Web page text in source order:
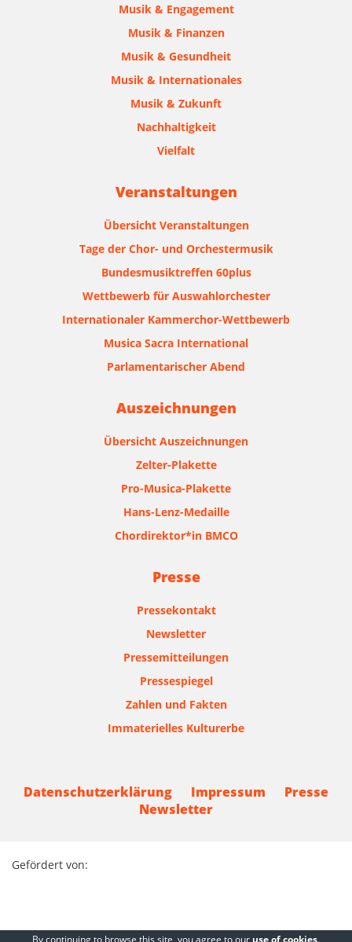
Musik & Engagement
Musik & Finanzen
Musik & Gesundheit
Musik & Internationales
Musik & Zukunft
Nachhaltigkeit
Vielfalt
Veranstaltungen
Übersicht Veranstaltungen
Tage der Chor- und Orchestermusik
Bundesmusiktreffen 60plus
Wettbewerb für Auswahlorchester
Internationaler Kammerchor-Wettbewerb
Musica Sacra International
Parlamentarischer Abend
Auszeichnungen
Übersicht Auszeichnungen
Zelter-Plakette
Pro-Musica-Plakette
Hans-Lenz-Medaille
Chordirektor*in BMCO
Presse
Pressekontakt
Newsletter
Pressemitteilungen
Pressespiegel
Zahlen und Fakten
Immaterielles Kulturerbe
Datenschutzerklärung Impressum
Presse
Newsletter
Gefördert von:
By continuing to browse this site, you agree to our use of cookies.